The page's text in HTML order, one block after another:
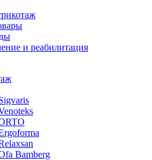
и реабилитация
чулки Ofa Bamberg